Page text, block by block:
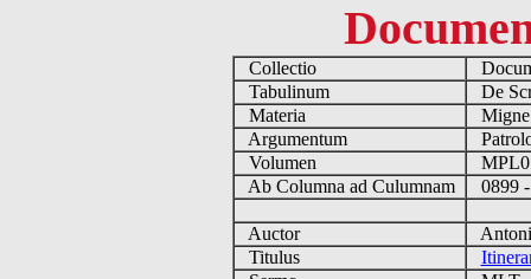
Collectio
Tabulinum
De
Materia
Argumentum
Volumen
Ab Columna ad Culumnam
0899
Auctor
Titulus